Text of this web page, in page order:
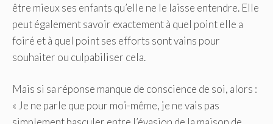
être mieux ses enfants qu’elle ne le laisse entendre. Elle
peut également savoir exactement à quel point elle a
foiré et à quel point ses efforts sont vains pour
souhaiter ou culpabiliser cela.
Mais si sa réponse manque de conscience de soi, alors :
« Je ne parle que pour moi-même, je ne vais pas